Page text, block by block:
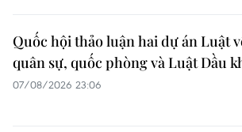
Quốc hội thảo luận hai dự án Luật
quân sự, quốc phòng và Luật Dầu
07/08/2026 23:06